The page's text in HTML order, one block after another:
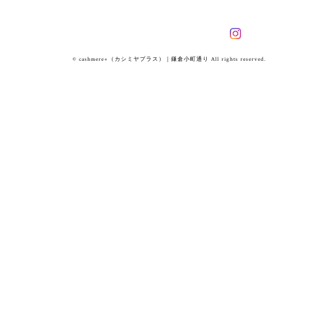
© cashmere+（カシミヤプラス）｜鎌倉小町通り All rights reserved.